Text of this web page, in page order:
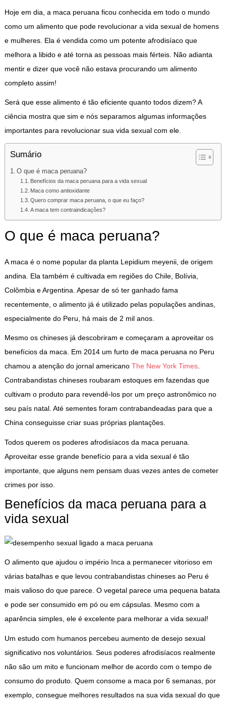
Hoje em dia, a maca peruana ficou conhecida em todo o mundo
como um alimento que pode revolucionar a vida sexual de homens
e mulheres. Ela é vendida como um potente afrodisíaco que
melhora a libido e até torna as pessoas mais férteis. Não adianta
mentir e dizer que você não estava procurando um alimento
completo assim!
Será que esse alimento é tão eficiente quanto todos dizem? A
ciência mostra que sim e nós separamos algumas informações
importantes para revolucionar sua vida sexual com ele.
Sumário
O que é maca peruana?
Benefícios da maca peruana para a vida sexual
Maca como antioxidante
Quero comprar maca peruana, o que eu faço?
A maca tem contraindicações?
O que é maca peruana?
A maca é o nome popular da planta Lepidium meyenii, de origem
andina. Ela também é cultivada em regiões do Chile, Bolívia,
Colômbia e Argentina. Apesar de só ter ganhado fama
recentemente, o alimento já é utilizado pelas populações andinas,
especialmente do Peru, há mais de 2 mil anos.
Mesmo os chineses já descobriram e começaram a aproveitar os
benefícios da maca. Em 2014 um furto de maca peruana no Peru
chamou a atenção do jornal americano The New York Times.
Contrabandistas chineses roubaram estoques em fazendas que
cultivam o produto para revendê-los por um preço astronômico no
seu país natal. Até sementes foram contrabandeadas para que a
China conseguisse criar suas próprias plantações.
Todos querem os poderes afrodisíacos da maca peruana.
Aproveitar esse grande benefício para a vida sexual é tão
importante, que alguns nem pensam duas vezes antes de cometer
crimes por isso.
Benefícios da maca peruana para a
vida sexual
O alimento que ajudou o império Inca a permanecer vitorioso em
várias batalhas e que levou contrabandistas chineses ao Peru é
mais valioso do que parece. O vegetal parece uma pequena batata
e pode ser consumido em pó ou em cápsulas. Mesmo com a
aparência simples, ele é excelente para melhorar a vida sexual!
Um estudo com humanos percebeu aumento de desejo sexual
significativo nos voluntários. Seus poderes afrodisíacos realmente
não são um mito e funcionam melhor de acordo com o tempo de
consumo do produto. Quem consome a maca por 6 semanas, por
exemplo, consegue melhores resultados na sua vida sexual do que